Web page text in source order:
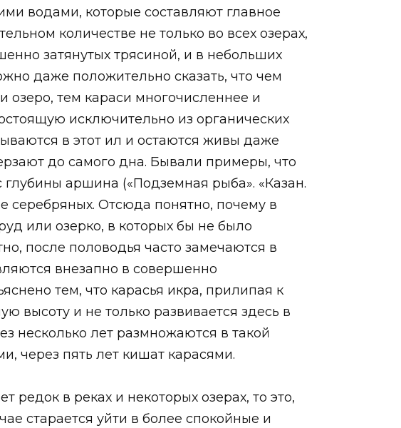
водами, которые составляют главное
количестве не только во всех озерах,
затянутых трясиной, и в небольших
даже положительно сказать, что чем
озеро, тем караси многочисленнее и
исключительно из органических
в этот ил и остаются живы даже
до самого дна. Бывали примеры, что
аршина («Подземная рыба». «Казан.
серебряных. Отсюда понятно, почему в
или озерко, в которых бы не было
после половодья часто замечаются в
внезапно в совершенно
тем, что карасья икра, прилипая к
высоту и не только развивается здесь в
несколько лет размножаются в такой
через пять лет кишат карасями.
редок в реках и некоторых озерах, то это,
старается уйти в более спокойные и